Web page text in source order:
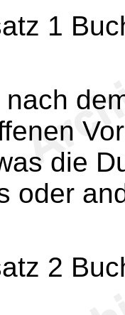
1
die
oder
2